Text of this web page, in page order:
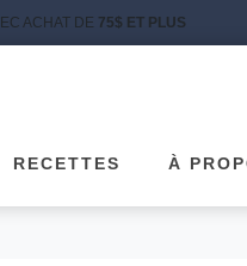
ACHAT DE 75$ ET PLUS
RECETTES À